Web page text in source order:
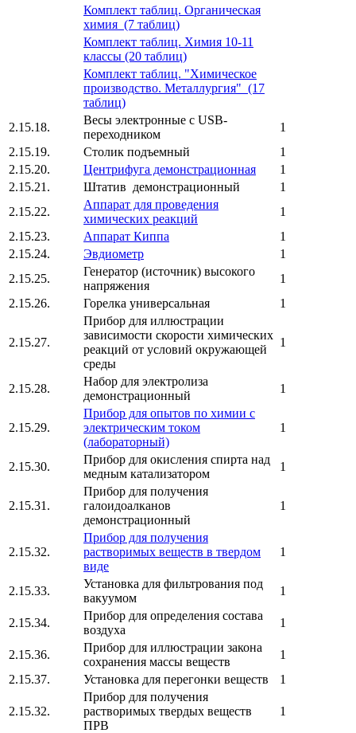
Комплект таблиц. Органическая
химия (7 таблиц)
Комплект таблиц. Химия 10-11
классы (20 таблиц)
Комплект таблиц. "Химическое
производство. Металлургия" (17
таблиц)
2.15.18.
Весы электронные с USB-
переходником
1
2.15.19.
Столик подъемный
1
2.15.20.
Центрифуга демонстрационная
1
2.15.21.
Штатив демонстрационный
1
2.15.22.
Аппарат для проведения
химических реакций
1
2.15.23.
Аппарат Киппа
1
2.15.24.
Эвдиометр
1
2.15.25.
Генератор (источник) высокого
напряжения
1
2.15.26.
Горелка универсальная 1
2.15.27.
Прибор для иллюстрации
зависимости скорости химических
реакций от условий окружающей
среды
1
2.15.28.
Набор для электролиза
демонстрационный
1
2.15.29.
Прибор для опытов по химии с
электрическим током
(лабораторный)
1
2.15.30.
Прибор для окисления спирта над
медным катализатором
1
2.15.31.
Прибор для получения
галоидоалканов
демонстрационный
1
2.15.32.
Прибор для получения
растворимых веществ в твердом
виде
1
2.15.33.
Установка для фильтрования под
вакуумом
1
2.15.34.
Прибор для определения состава
воздуха
1
2.15.36.
Прибор для иллюстрации закона
сохранения массы веществ
1
2.15.37.
Установка для перегонки веществ 1
2.15.32.
Прибор для получения
растворимых твердых веществ
ПРВ
1